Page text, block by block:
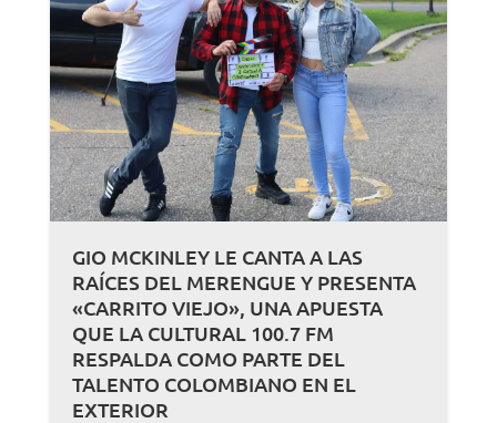
GIO MCKINLEY LE CANTA A LAS
RAÍCES DEL MERENGUE Y PRESENTA
«CARRITO VIEJO», UNA APUESTA
QUE LA CULTURAL 100.7 FM
RESPALDA COMO PARTE DEL
TALENTO COLOMBIANO EN EL
EXTERIOR